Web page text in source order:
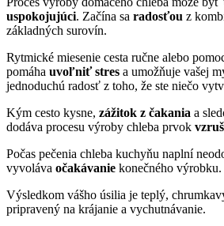
uspokojujúci. Začína sa radosťou z
základných surovín.
Rytmické miesenie cesta ručne alebo
pomáha uvoľniť stres a umožňuje vašej
jednoduchú radosť z toho, že ste niečo
Kým cesto kysne, zážitok z čakania a
dodáva procesu výroby chleba prvok
Počas pečenia chleba kuchyňu naplní
vyvoláva očakávanie konečného výrobku.
Výsledkom vášho úsilia je teplý,
pripravený na krájanie a vychutnávanie.